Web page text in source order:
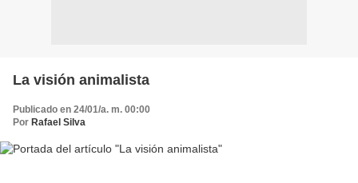
La visión animalista
Publicado en 24/01/a. m. 00:00
Por Rafael Silva